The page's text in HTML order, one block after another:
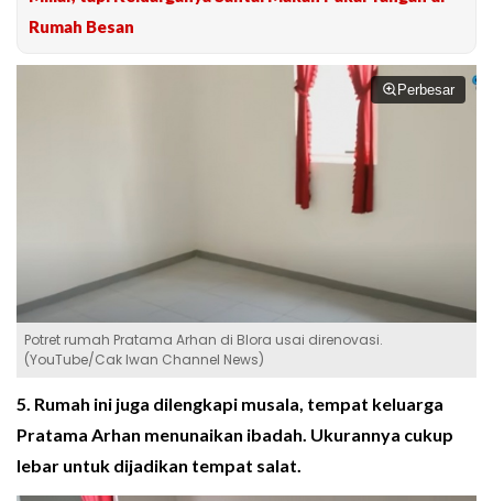
Rumah Besan
Perbesar
Potret rumah Pratama Arhan di Blora usai direnovasi.
(YouTube/Cak Iwan Channel News)
5. Rumah ini juga dilengkapi musala, tempat keluarga
Pratama Arhan menunaikan ibadah. Ukurannya cukup
lebar untuk dijadikan tempat salat.